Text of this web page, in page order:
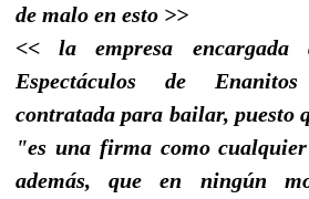
de malo en esto >>
<< la empresa encargada
Espectáculos de
contratada para bailar, puesto
"es una firma como
además, que en ningún